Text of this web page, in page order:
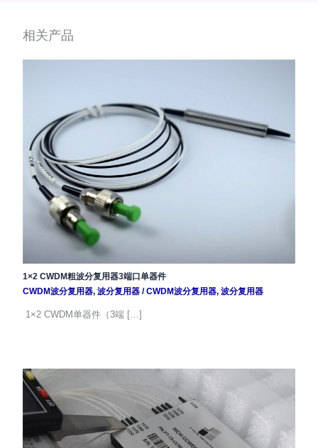
相关产品
1×2 CWDM粗波分复用器3端口单器件
CWDM波分复用器, 波分复用器/CWDM波分复用器, 波分复用器
1×2 CWDM单器件（3端 […]